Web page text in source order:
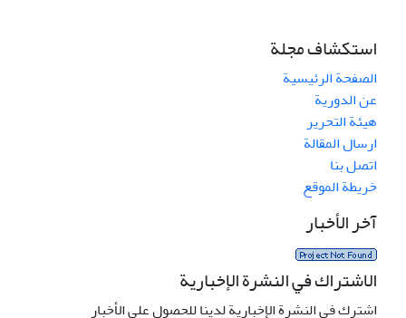
استكشاف مجلة
الصفحة الرئيسية
عن الدورية
هيئة التحرير
ارسال المقالة
اتصل بنا
خريطة الموقع
آخر الأخبار
الاشتراك في النشرة الإخبارية
اشترك في النشرة الإخبارية لدينا للحصول على الأخبار